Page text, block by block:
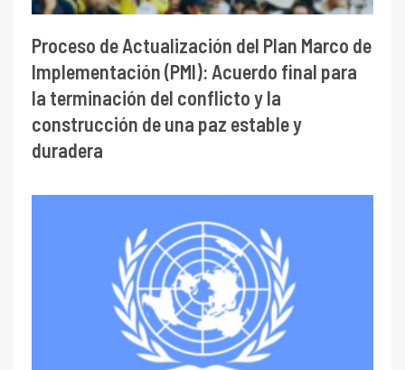
Proceso de Actualización del Plan Marco de
Implementación (PMI): Acuerdo final para
la terminación del conflicto y la
construcción de una paz estable y
duradera